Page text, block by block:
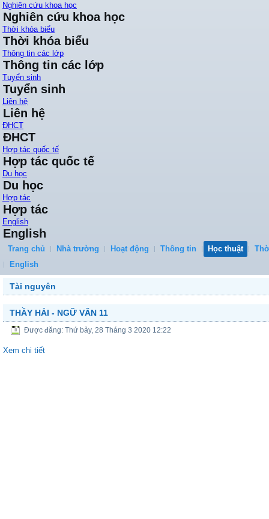
Nghiên cứu khoa học
Nghiên cứu khoa học
Thời khóa biểu
Thời khóa biểu
Thông tin các lớp
Thông tin các lớp
Tuyển sinh
Tuyển sinh
Liên hệ
Liên hệ
ĐHCT
ĐHCT
Hợp tác quốc tế
Hợp tác quốc tế
Du học
Du học
Hợp tác
Hợp tác
English
English
Trang chủ Nhà trường Hoạt động Thông tin Học thuật
English
Tài nguyên
THẦY HẢI - NGỮ VĂN 11
Được đăng: Thứ bảy, 28 Tháng 3 2020 12:22
Xem chi tiết